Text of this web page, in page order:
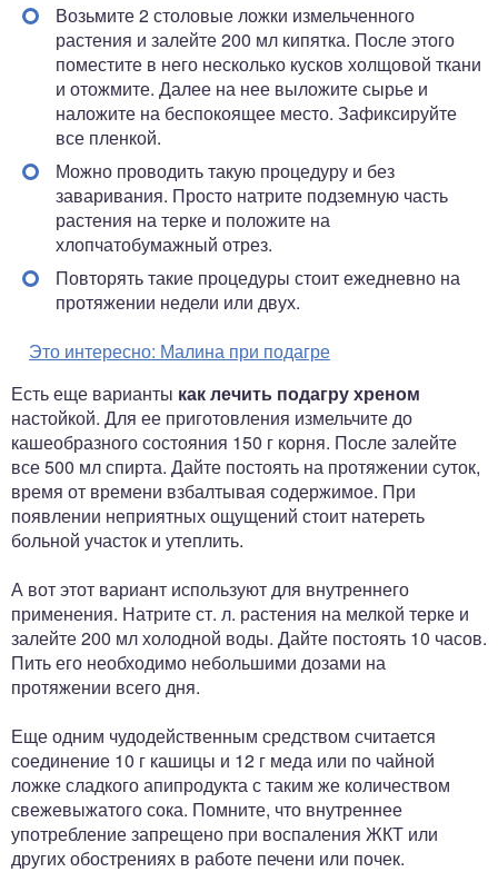
Возьмите 2 столовые ложки измельченного
растения и залейте 200 мл кипятка. После этого
поместите в него несколько кусков холщовой ткани
и отожмите. Далее на нее выложите сырье и
наложите на беспокоящее место. Зафиксируйте
все пленкой.
Можно проводить такую процедуру и без
заваривания. Просто натрите подземную часть
растения на терке и положите на
хлопчатобумажный отрез.
Повторять такие процедуры стоит ежедневно на
протяжении недели или двух.
Это интересно: Малина при подагре
Есть еще варианты как лечить подагру хреном
настойкой. Для ее приготовления измельчите до
кашеобразного состояния 150 г корня. После залейте
все 500 мл спирта. Дайте постоять на протяжении суток,
время от времени взбалтывая содержимое. При
появлении неприятных ощущений стоит натереть
больной участок и утеплить.
А вот этот вариант используют для внутреннего
применения. Натрите ст. л. растения на мелкой терке и
залейте 200 мл холодной воды. Дайте постоять 10 часов.
Пить его необходимо небольшими дозами на
протяжении всего дня.
Еще одним чудодейственным средством считается
соединение 10 г кашицы и 12 г меда или по чайной
ложке сладкого апипродукта с таким же количеством
свежевыжатого сока. Помните, что внутреннее
употребление запрещено при воспаления ЖКТ или
других обострениях в работе печени или почек.